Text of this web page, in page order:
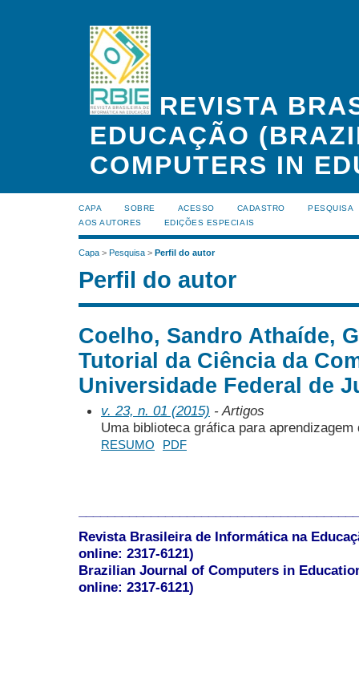
REVISTA
EDUCAÇÃO
COMPUTERS IN
CAPA SOBRE ACESSO CADASTRO
PESQUISA
AOS AUTORES
EDIÇÕES ESPECIAIS
Capa > Pesquisa > Perfil do autor
Perfil do autor
Coelho, Sandro Athaíde,
Tutorial da Ciência da
Universidade Federal de
v. 23, n. 01 (2015) - Artigos
Uma biblioteca gráfica para
RESUMO PDF
Revista Brasileira de Informática na
online: 2317-6121)
Brazilian Journal of Computers in
online: 2317-6121)